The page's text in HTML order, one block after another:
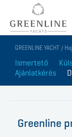
GREENLINE YACHT /
Ismertető
Ajánlatkérés
Greenline